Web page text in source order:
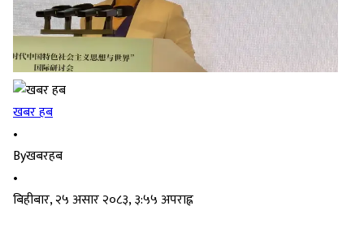
खबर हब
•
Byखबरहब
•
बिहीबार, २५ असार २०८३, ३:५५ अपराह्न